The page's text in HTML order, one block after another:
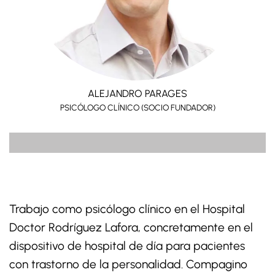
ALEJANDRO PARAGES
PSICÓLOGO CLÍNICO (SOCIO FUNDADOR)
Trabajo como psicólogo clínico en el Hospital
Doctor Rodríguez Lafora, concretamente en el
dispositivo de hospital de día para pacientes
con trastorno de la personalidad. Compagino